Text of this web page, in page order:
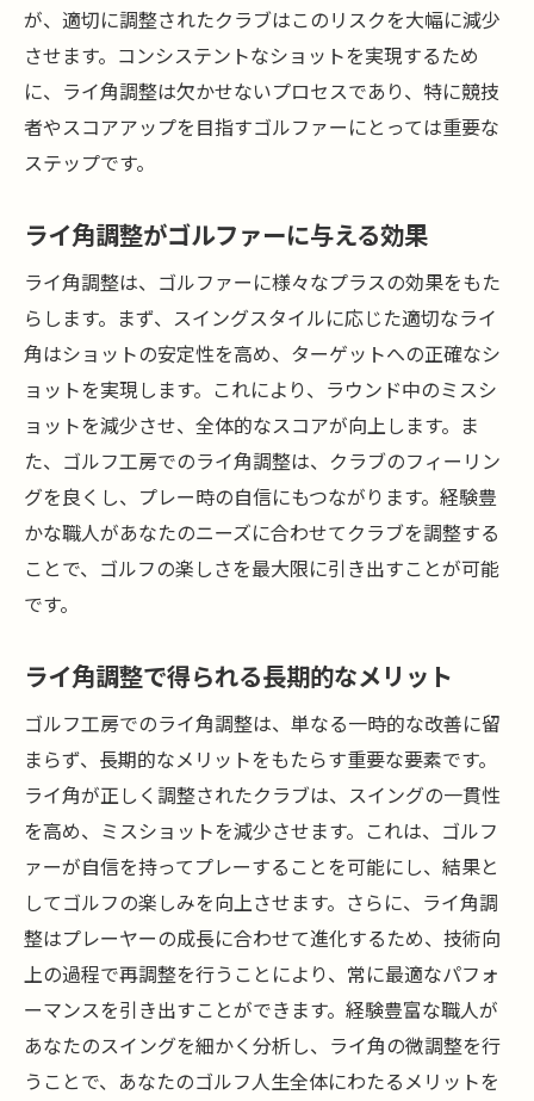
が、適切に調整されたクラブはこのリスクを大幅に減少
させます。コンシステントなショットを実現するため
に、ライ角調整は欠かせないプロセスであり、特に競技
者やスコアアップを目指すゴルファーにとっては重要な
ステップです。
ライ角調整がゴルファーに与える効果
ライ角調整は、ゴルファーに様々なプラスの効果をもた
らします。まず、スイングスタイルに応じた適切なライ
角はショットの安定性を高め、ターゲットへの正確なシ
ョットを実現します。これにより、ラウンド中のミスシ
ョットを減少させ、全体的なスコアが向上します。ま
た、ゴルフ工房でのライ角調整は、クラブのフィーリン
グを良くし、プレー時の自信にもつながります。経験豊
かな職人があなたのニーズに合わせてクラブを調整する
ことで、ゴルフの楽しさを最大限に引き出すことが可能
です。
ライ角調整で得られる長期的なメリット
ゴルフ工房でのライ角調整は、単なる一時的な改善に留
まらず、長期的なメリットをもたらす重要な要素です。
ライ角が正しく調整されたクラブは、スイングの一貫性
を高め、ミスショットを減少させます。これは、ゴルフ
ァーが自信を持ってプレーすることを可能にし、結果と
してゴルフの楽しみを向上させます。さらに、ライ角調
整はプレーヤーの成長に合わせて進化するため、技術向
上の過程で再調整を行うことにより、常に最適なパフォ
ーマンスを引き出すことができます。経験豊富な職人が
あなたのスイングを細かく分析し、ライ角の微調整を行
うことで、あなたのゴルフ人生全体にわたるメリットを